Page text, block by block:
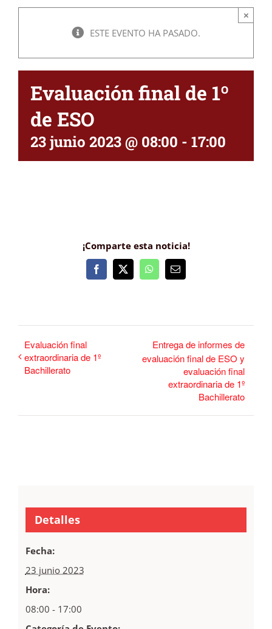
ESTE EVENTO HA PASADO.
×
Evaluación final de 1º
de ESO
23 junio 2023 @ 08:00 - 17:00
¡Comparte esta noticia!
Facebook
X WhatsAppCorreo
Evaluación final
extraordinaria de 1º
Bachillerato
Entrega de informes de
evaluación final de ESO y
evaluación final
extraordinaria de 1º
Bachillerato
Detalles
Fecha:
23 junio 2023
Hora:
08:00 - 17:00